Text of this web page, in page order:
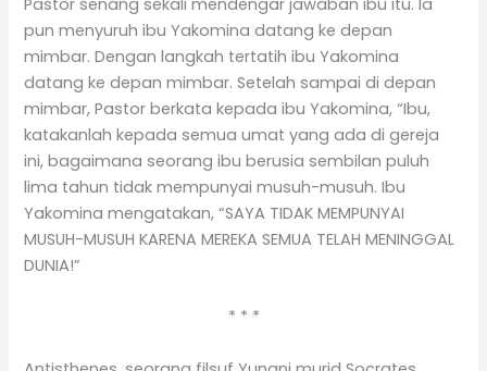
pun menyuruh ibu Yakomina datang ke depan
mimbar. Dengan langkah tertatih ibu Yakomina
datang ke depan mimbar. Setelah sampai di depan
mimbar, Pastor berkata kepada ibu Yakomina, “Ibu,
katakanlah kepada semua umat yang ada di gereja
ini, bagaimana seorang ibu berusia sembilan puluh
lima tahun tidak mempunyai musuh-musuh. Ibu
Yakomina mengatakan, “SAYA TIDAK MEMPUNYAI
MUSUH-MUSUH KARENA MEREKA SEMUA TELAH MENINGGAL
DUNIA!”
* * *